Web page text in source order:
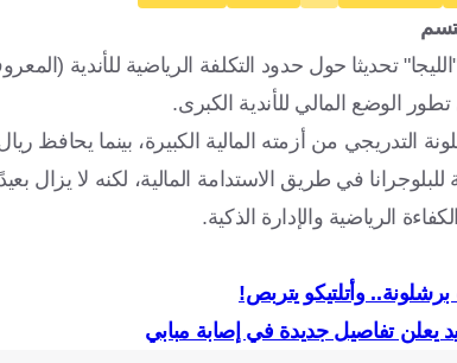
الوضع المالي للأندية الكبرى.
التدريجي من أزمته المالية الكبيرة، بينما يحافظ
في طريق الاستدامة المالية، لكنه لا يزال
الرياضية والإدارة الذكية.
وأتلتيكو يتربص!
يعلن تفاصيل جديدة في إصابة مبابي